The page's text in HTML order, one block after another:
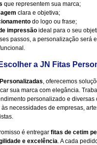
que representem sua marca;
clara e objetiva;
do logo ou frase;
impressão ideal para o seu
passos, a personalização será
a JN Fitas
, oferecemos
sua marca com elegância.
personalizado e diversas
necessidades de empresas,
é entregar fitas de cetim
e excelência. A cada